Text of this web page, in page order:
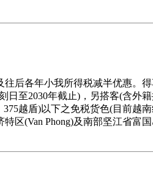
各年小我所得税减半优惠。
至2030年截止)，另搭客(含外
越盾)以下之免税货色(目前越
区(Van Phong)及南部坚江省富